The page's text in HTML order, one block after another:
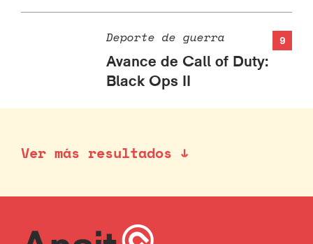
9
Deporte de guerra
Avance de Call of Duty:
Black Ops II
Ver más resultados ↓